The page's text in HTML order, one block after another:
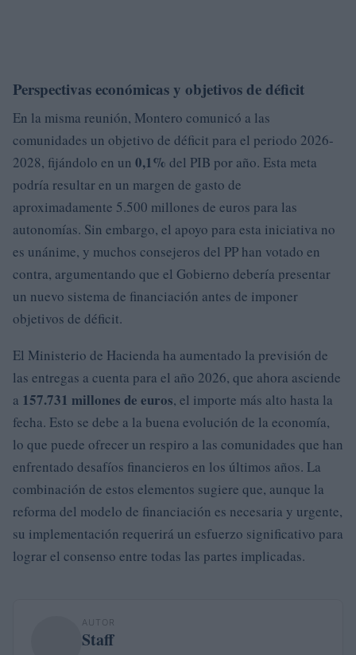
Perspectivas económicas y objetivos de déficit
En la misma reunión, Montero comunicó a las
comunidades un objetivo de déficit para el periodo 2026-
2028, fijándolo en un 0,1% del PIB por año. Esta meta
podría resultar en un margen de gasto de
aproximadamente 5.500 millones de euros para las
autonomías. Sin embargo, el apoyo para esta iniciativa no
es unánime, y muchos consejeros del PP han votado en
contra, argumentando que el Gobierno debería presentar
un nuevo sistema de financiación antes de imponer
objetivos de déficit.
El Ministerio de Hacienda ha aumentado la previsión de
las entregas a cuenta para el año 2026, que ahora asciende
a 157.731 millones de euros, el importe más alto hasta la
fecha. Esto se debe a la buena evolución de la economía,
lo que puede ofrecer un respiro a las comunidades que han
enfrentado desafíos financieros en los últimos años. La
combinación de estos elementos sugiere que, aunque la
reforma del modelo de financiación es necesaria y urgente,
su implementación requerirá un esfuerzo significativo para
lograr el consenso entre todas las partes implicadas.
AUTOR
Staff